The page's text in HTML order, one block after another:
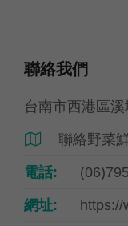
聯絡我們
台南市西港區
 聯絡野菜
電話:
網址: